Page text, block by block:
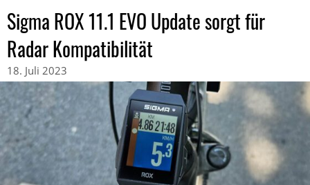
Sigma ROX 11.1 EVO Update sorgt für
Radar Kompatibilität
18. Juli 2023